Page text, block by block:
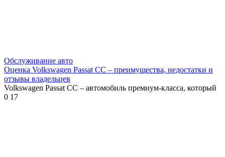
Обслуживание авто
Оценка Volkswagen Passat CC – преимущества, недостатки и
отзывы владельцев
Volkswagen Passat CC – автомобиль премиум-класса, который
0 17